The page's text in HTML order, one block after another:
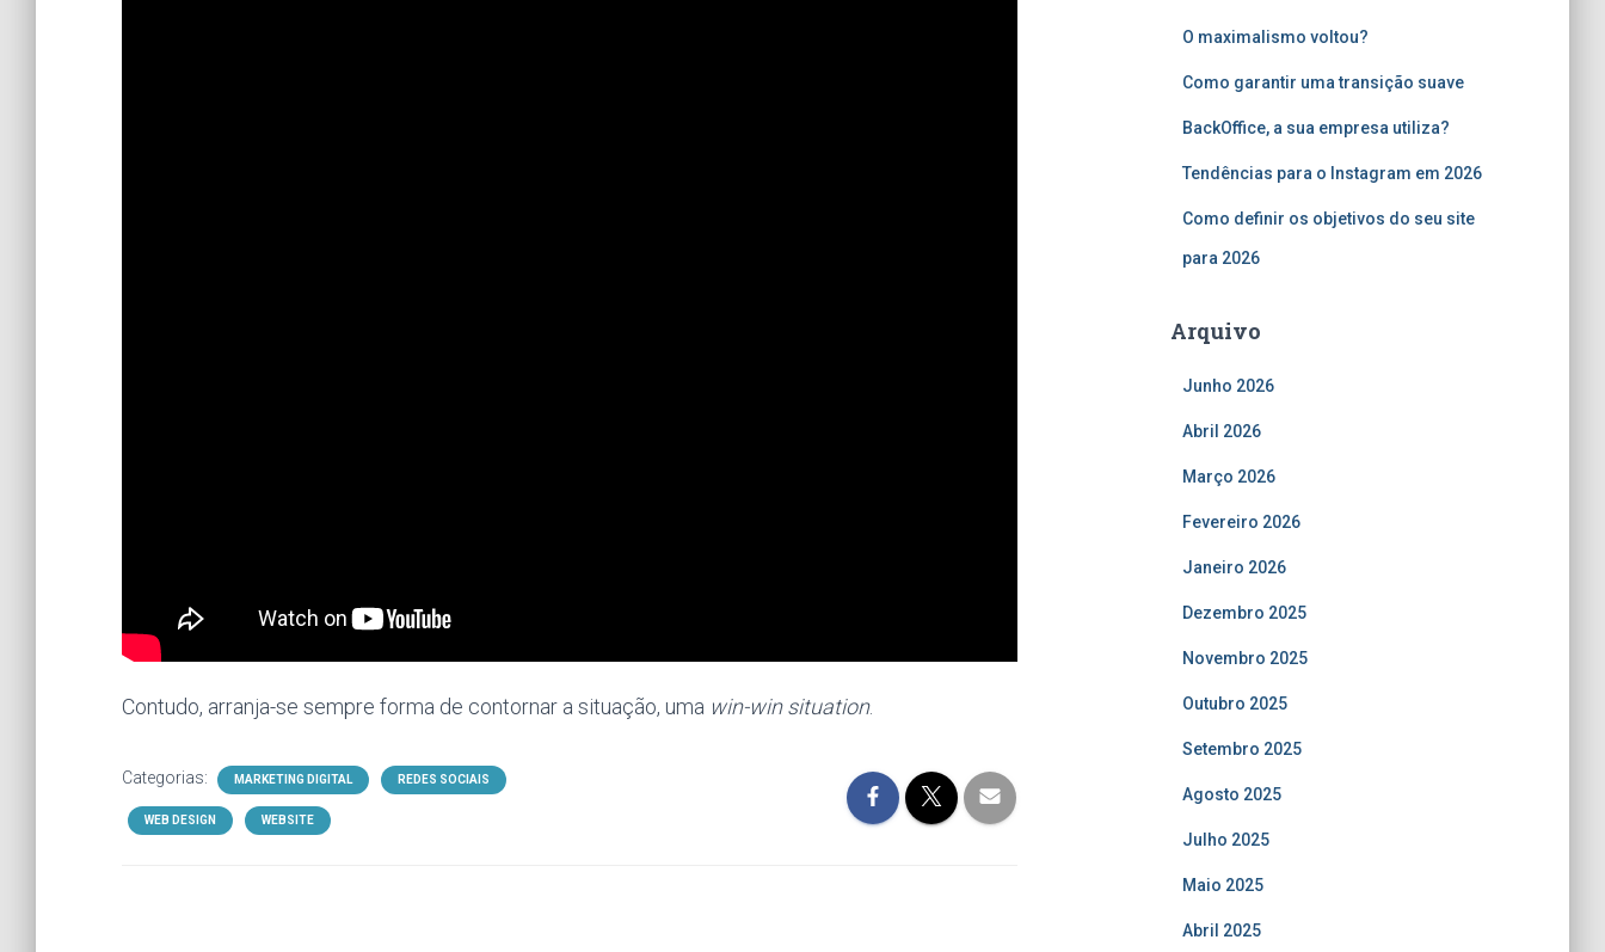
Contudo, arranja-se sempre forma de contornar a situação, uma win-win situation.
Categorias: MARKETING DIGITAL REDES SOCIAIS
WEB DESIGN WEBSITE
O maximalismo voltou?
Como garantir uma transição suave
BackOffice, a sua empresa utiliza?
Tendências para o Instagram em 2026
Como definir os objetivos do seu site
para 2026
Arquivo
Junho 2026
Abril 2026
Março 2026
Fevereiro 2026
Janeiro 2026
Dezembro 2025
Novembro 2025
Outubro 2025
Setembro 2025
Agosto 2025
Julho 2025
Maio 2025
Abril 2025